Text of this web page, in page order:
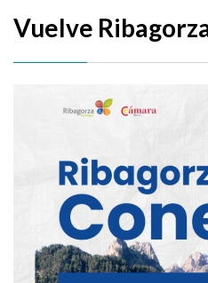
Vuelve